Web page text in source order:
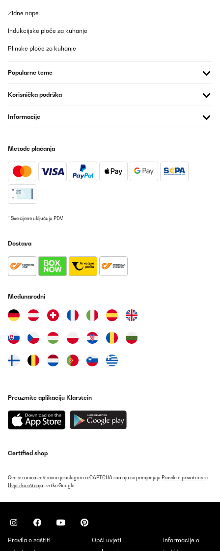
Zidne nape
Indukcijske ploče za kuhanje
Plinske ploče za kuhanje
Popularne teme
Korisnička podrška
Informacije
Metode plaćanja
* Sve cijene uključuju PDV.
Dostava
Međunarodni
Preuzmite aplikaciju Klarstein
Certified shop
Ova stranica zaštićena je uslugom reCAPTCHA i na nju se primjenjuju Pravila o privatnostii
Uvjeti korištenja tvrtke Google.
Pravila o zaštiti
Opći uvjeti
Informacije o